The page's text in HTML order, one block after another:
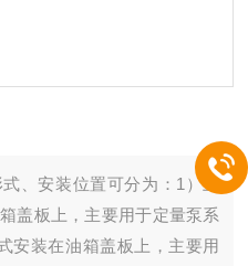
、安装位置可分为：1）上
盖板上，主要用于定量泵系
安装在油箱盖板上，主要用